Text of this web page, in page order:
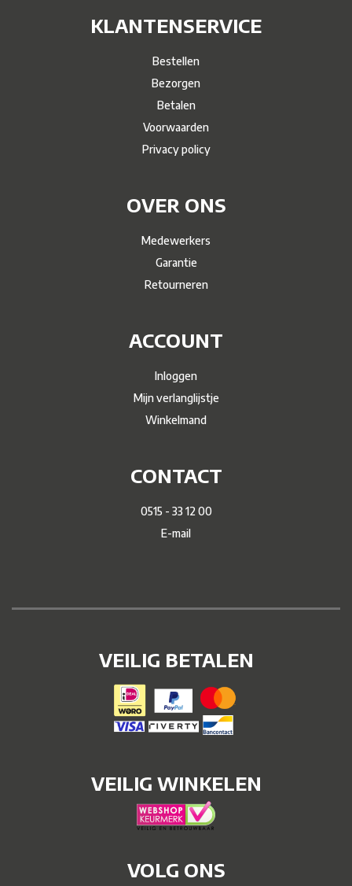
KLANTENSERVICE
Bestellen
Bezorgen
Betalen
Voorwaarden
Privacy policy
OVER ONS
Medewerkers
Garantie
Retourneren
ACCOUNT
Inloggen
Mijn verlanglijstje
Winkelmand
CONTACT
0515 - 33 12 00
E-mail
VEILIG BETALEN
VEILIG WINKELEN
VOLG ONS